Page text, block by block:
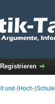
Registrieren
und (Hoch-)Schule